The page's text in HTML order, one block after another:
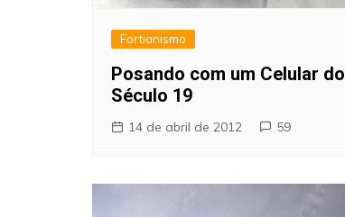
Fortianismo
Posando com um Celular do
Século 19
14 de abril de 2012 59